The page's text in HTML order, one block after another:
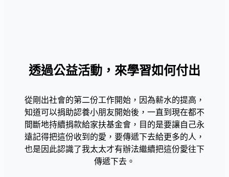
透過公益活動，來學習如何付出
從剛出社會的第二份工作開始，因為薪水的提高，
知道可以捐助認養小朋友開始後，一直到現在都不
間斷地持續捐款給家扶基金會，目的是要讓自己永
遠記得把這份收到的愛，要傳遞下去給更多的人，
也是因此認識了我太太才有辦法繼續把這份愛往下
傳遞下去。